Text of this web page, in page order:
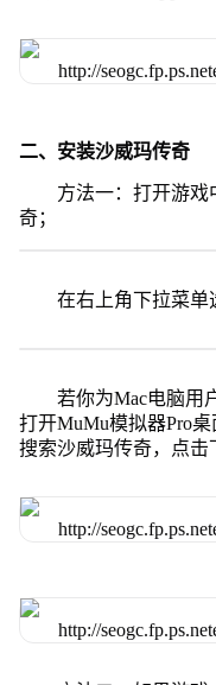
二、安装沙威玛传奇
方法一：打开游
奇；
在右上角下拉菜单
若你为Mac电脑用
打开MuMu模拟器Pro
搜索沙威玛传奇，点击